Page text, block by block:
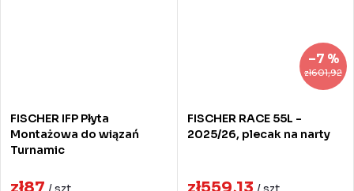
FISCHER IFP Płyta
Montażowa do wiązań
Turnamic
zł601,92
–7 %
FISCHER RACE 55L -
2025/26, plecak na narty